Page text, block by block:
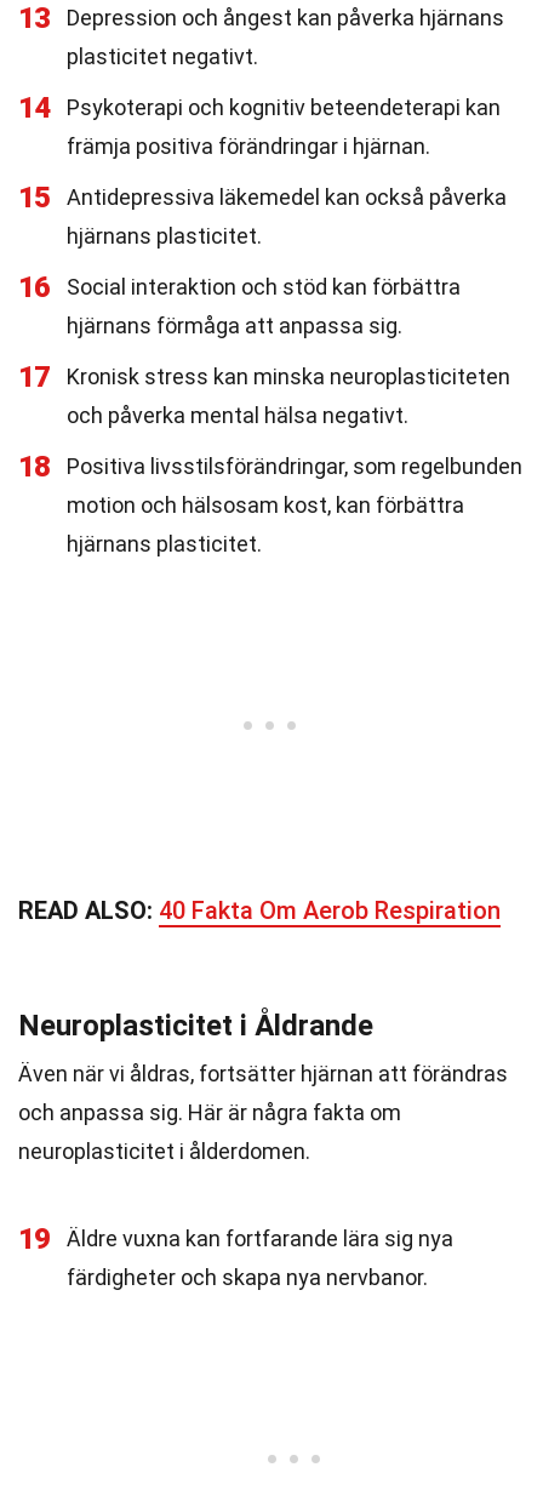
13
Depression och ångest kan påverka hjärnans
plasticitet negativt.
14
Psykoterapi och kognitiv beteendeterapi kan
främja positiva förändringar i hjärnan.
15
Antidepressiva läkemedel kan också påverka
hjärnans plasticitet.
16
Social interaktion och stöd kan förbättra
hjärnans förmåga att anpassa sig.
17
Kronisk stress kan minska neuroplasticiteten
och påverka mental hälsa negativt.
18
Positiva livsstilsförändringar, som regelbunden
motion och hälsosam kost, kan förbättra
hjärnans plasticitet.
READ ALSO: 40 Fakta Om Aerob Respiration
Neuroplasticitet i Åldrande
Även när vi åldras, fortsätter hjärnan att förändras
och anpassa sig. Här är några fakta om
neuroplasticitet i ålderdomen.
19
Äldre vuxna kan fortfarande lära sig nya
färdigheter och skapa nya nervbanor.